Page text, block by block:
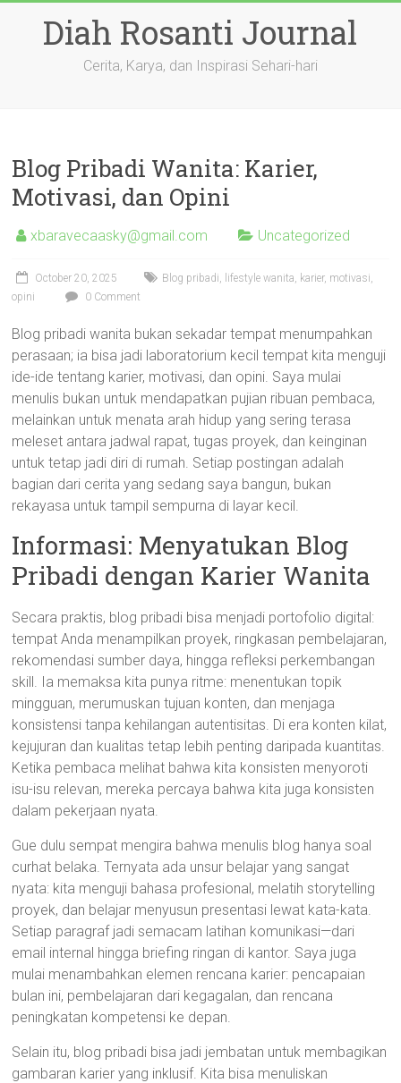
contentDiah Rosanti Journal
Cerita, Karya, dan Inspirasi Sehari-hari
Blog Pribadi Wanita: Karier,
Motivasi, dan Opini
xbaravecaasky@gmail.com Uncategorized
October 20, 2025
Blog pribadi, lifestyle wanita, karier, motivasi,
opini
0 Comment
Blog pribadi wanita bukan sekadar tempat menumpahkan
perasaan; ia bisa jadi laboratorium kecil tempat kita menguji
ide-ide tentang karier, motivasi, dan opini. Saya mulai
menulis bukan untuk mendapatkan pujian ribuan pembaca,
melainkan untuk menata arah hidup yang sering terasa
meleset antara jadwal rapat, tugas proyek, dan keinginan
untuk tetap jadi diri di rumah. Setiap postingan adalah
bagian dari cerita yang sedang saya bangun, bukan
rekayasa untuk tampil sempurna di layar kecil.
Informasi: Menyatukan Blog
Pribadi dengan Karier Wanita
Secara praktis, blog pribadi bisa menjadi portofolio digital:
tempat Anda menampilkan proyek, ringkasan pembelajaran,
rekomendasi sumber daya, hingga refleksi perkembangan
skill. Ia memaksa kita punya ritme: menentukan topik
mingguan, merumuskan tujuan konten, dan menjaga
konsistensi tanpa kehilangan autentisitas. Di era konten kilat,
kejujuran dan kualitas tetap lebih penting daripada kuantitas.
Ketika pembaca melihat bahwa kita konsisten menyoroti
isu-isu relevan, mereka percaya bahwa kita juga konsisten
dalam pekerjaan nyata.
Gue dulu sempat mengira bahwa menulis blog hanya soal
curhat belaka. Ternyata ada unsur belajar yang sangat
nyata: kita menguji bahasa profesional, melatih storytelling
proyek, dan belajar menyusun presentasi lewat kata-kata.
Setiap paragraf jadi semacam latihan komunikasi—dari
email internal hingga briefing ringan di kantor. Saya juga
mulai menambahkan elemen rencana karier: pencapaian
bulan ini, pembelajaran dari kegagalan, dan rencana
peningkatan kompetensi ke depan.
Selain itu, blog pribadi bisa jadi jembatan untuk membagikan
gambaran karier yang inklusif. Kita bisa menuliskan